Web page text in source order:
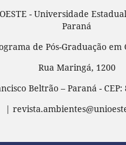
- Universidade
Paraná
de Pós-Graduação em
Rua Maringá, 1200
Beltrão – Paraná - CEP:
|